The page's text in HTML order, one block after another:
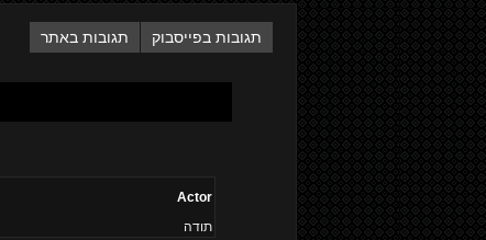
תגובות בפייסבוק תגובות באתר
Actor
תודה